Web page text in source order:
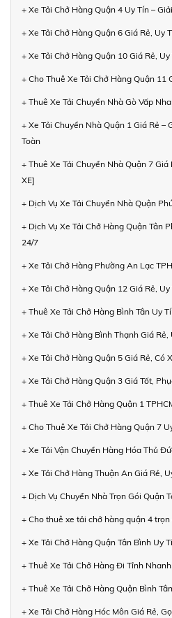
+ Xe Tải Chở Hàng Quận 4 Uy Tín –
+ Xe Tải Chở Hàng Quận 6 Giá Rẻ, Uy
+ Xe Tải Chở Hàng Quận 10 Giá Rẻ,
+ Cho Thuê Xe Tải Chở Hàng Quận 11
+ Thuê Xe Tải Chuyển Nhà Gò Vấp
+ Xe Tải Chuyển Nhà Quận 1 Giá Rẻ –
Toàn
+ Thuê Xe Tải Chuyển Nhà Quận 7
XE]
+ Dịch Vụ Xe Tải Chuyển Nhà Quận
+ Dịch Vụ Xe Tải Chở Hàng Quận Tân
24/7
+ Xe Tải Chở Hàng Phường An Lạc
+ Xe Tải Chở Hàng Quận 12 Giá Rẻ,
+ Thuê Xe Tải Chở Hàng Bình Tân Uy
+ Xe Tải Chở Hàng Bình Thạnh Giá Rẻ,
+ Xe Tải Chở Hàng Quận 5 Giá Rẻ, Có
+ Xe Tải Chở Hàng Quận 3 Giá Tốt,
+ Thuê Xe Tải Chở Hàng Quận 1
+ Cho Thuê Xe Tải Chở Hàng Quận 7
+ Xe Tải Vận Chuyển Hàng Hóa Thủ
+ Xe Tải Chở Hàng Thuận An Giá Rẻ,
+ Dịch Vụ Chuyển Nhà Trọn Gói Quận
+ Cho thuê xe tải chở hàng quận 4
+ Xe Tải Chở Hàng Quận Tân Bình Uy
+ Thuê Xe Tải Chở Hàng Đi Tỉnh
+ Thuê Xe Tải Chở Hàng Quận Bình
+ Xe Tải Chở Hàng Hóc Môn Giá Rẻ,